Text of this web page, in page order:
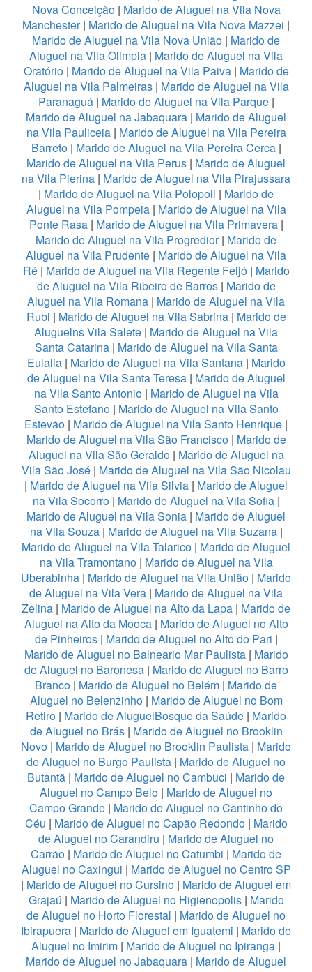
Nova Conceição| Marido de Aluguel na Vila Nova
Manchester| Marido de Aluguel na Vila Nova Mazzei |
Marido de Aluguel na Vila Nova União | Marido de
Aluguel na Vila Olimpia | Marido de Aluguel na Vila
Oratório| Marido de Aluguel na Vila Paiva| Marido de
Aluguel na Vila Palmeiras| Marido de Aluguel na Vila
Paranaguá| Marido de Aluguel na Vila Parque|
Marido de Aluguel na Jabaquara | Marido de Aluguel
na Vila Pauliceia| Marido de Aluguel na Vila Pereira
Barreto| Marido de Aluguel na Vila Pereira Cerca|
Marido de Aluguel na Vila Perus | Marido de Aluguel
na Vila Pierina | Marido de Aluguel na Vila Pirajussara
| Marido de Aluguel na Vila Polopoli | Marido de
Aluguel na Vila Pompeia| Marido de Aluguel na Vila
Ponte Rasa| Marido de Aluguel na Vila Primavera|
Marido de Aluguel na Vila Progredior| Marido de
Aluguel na Vila Prudente | Marido de Aluguel na Vila
Ré| Marido de Aluguel na Vila Regente Feijó| Marido
de Aluguel na Vila Ribeiro de Barros| Marido de
Aluguel na Vila Romana | Marido de Aluguel na Vila
Rubi | Marido de Aluguel na Vila Sabrina| Marido de
Aluguelns Vila Salete | Marido de Aluguel na Vila
Santa Catarina| Marido de Aluguel na Vila Santa
Eulalia| Marido de Aluguel na Vila Santana| Marido
de Aluguel na Vila Santa Teresa| Marido de Aluguel
na Vila Santo Antonio| Marido de Aluguel na Vila
Santo Estefano| Marido de Aluguel na Vila Santo
Estevão | Marido de Aluguel na Vila Santo Henrique |
Marido de Aluguel na Vila São Francisco| Marido de
Aluguel na Vila São Geraldo| Marido de Aluguel na
Vila São José| Marido de Aluguel na Vila São Nicolau
| Marido de Aluguel na Vila Silvia | Marido de Aluguel
na Vila Socorro| Marido de Aluguel na Vila Sofia|
Marido de Aluguel na Vila Sonia | Marido de Aluguel
na Vila Souza| Marido de Aluguel na Vila Suzana|
Marido de Aluguel na Vila Talarico | Marido de Aluguel
na Vila Tramontano| Marido de Aluguel na Vila
Uberabinha | Marido de Aluguel na Vila União | Marido
de Aluguel na Vila Vera | Marido de Aluguel na Vila
Zelina | Marido de Aluguel na Alto da Lapa | Marido de
Aluguel na Alto da Mooca| Marido de Aluguel no Alto
de Pinheiros| Marido de Aluguel no Alto do Pari |
Marido de Aluguel no Balneario Mar Paulista| Marido
de Aluguel no Baronesa| Marido de Aluguel no Barro
Branco | Marido de Aluguel no Belém | Marido de
Aluguel no Belenzinho| Marido de Aluguel no Bom
Retiro | Marido de AluguelBosque da Saúde | Marido
de Aluguel no Brás| Marido de Aluguel no Brooklin
Novo | Marido de Aluguel no Brooklin Paulista | Marido
de Aluguel no Burgo Paulista | Marido de Aluguel no
Butantã | Marido de Aluguel no Cambuci | Marido de
Aluguel no Campo Belo | Marido de Aluguel no
Campo Grande | Marido de Aluguel no Cantinho do
Céu | Marido de Aluguel no Capão Redondo| Marido
de Aluguel no Carandiru | Marido de Aluguel no
Carrão | Marido de Aluguel no Catumbi | Marido de
Aluguel no Caxingui | Marido de Aluguel no Centro SP
| Marido de Aluguel no Cursino | Marido de Aluguel em
Grajaú | Marido de Aluguel no Higienopolis| Marido
de Aluguel no Horto Florestal | Marido de Aluguel no
Ibirapuera | Marido de Aluguel em Iguatemi | Marido de
Aluguel no Imirim | Marido de Aluguel no Ipiranga |
Marido de Aluguel no Jabaquara | Marido de Aluguel